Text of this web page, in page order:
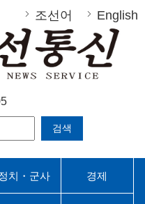
조선어 English
검색
치・군사 경제